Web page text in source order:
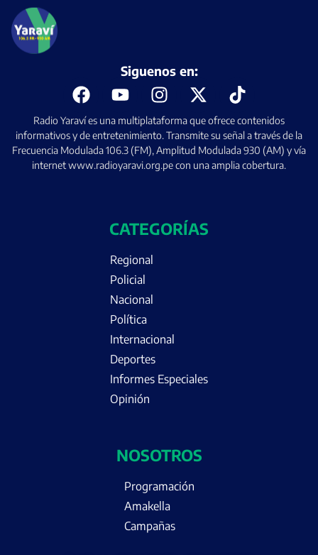
Radio Yaraví es una multiplataforma que ofrece contenidos
informativos y de entretenimiento. Transmite su señal a través de la
Frecuencia Modulada 106.3 (FM), Amplitud Modulada 930 (AM) y vía
internet www.radioyaravi.org.pe con una amplia cobertura.
Siguenos en:
CATEGORÍAS
Regional
Policial
Nacional
Política
Internacional
Deportes
Informes Especiales
Opinión
NOSOTROS
Programación
Amakella
Campañas